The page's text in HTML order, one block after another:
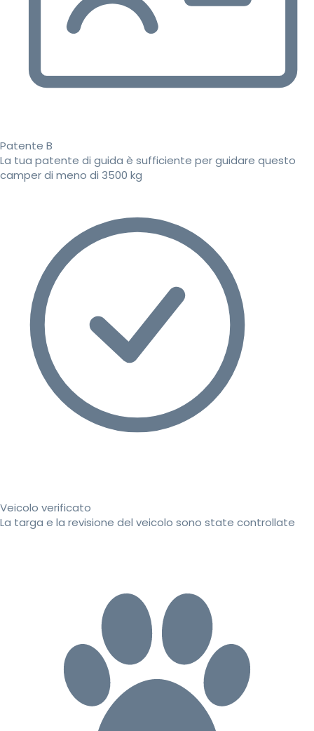
Patente B
La tua patente di guida è sufficiente per guidare questo
camper di meno di 3500 kg
Veicolo verificato
La targa e la revisione del veicolo sono state controllate